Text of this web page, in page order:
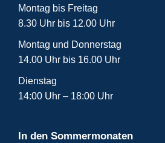
Montag bis Freitag
8.30 Uhr bis 12.00 Uhr
Montag und Donnerstag
14.00 Uhr bis 16.00 Uhr
Dienstag
14:00 Uhr – 18:00 Uhr
In den Sommermonaten